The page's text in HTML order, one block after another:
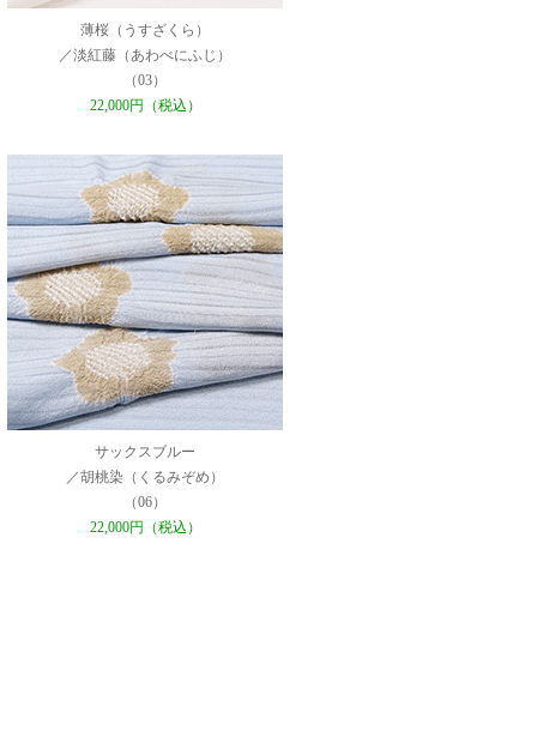
薄桜（うすざくら）
／淡紅藤（あわべにふじ）
（03）
22,000円（税込）
サックスブルー
／胡桃染（くるみぞめ）
（06）
22,000円（税込）